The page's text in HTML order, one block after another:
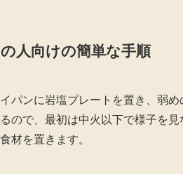
人向けの簡単な手順
パンに岩塩プレートを置き、弱
ので、最初は中火以下で様子を
材を置きます。